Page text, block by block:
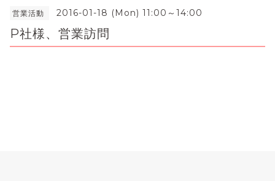
営業活動 2016-01-18 (Mon) 11:00～14:00
P社様、営業訪問